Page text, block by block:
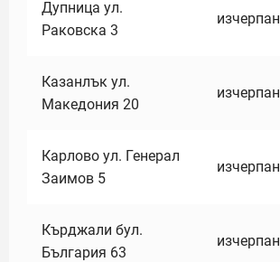
Дупница ул.
Раковска 3
изчерпан
Казанлък ул.
Македония 20
изчерпан
Карлово ул. Генерал
Заимов 5
изчерпан
Кърджали бул.
България 63
изчерпан